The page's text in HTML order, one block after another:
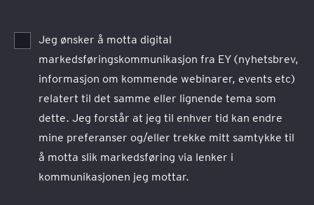
Jeg ønsker å motta digital
markedsføringskommunikasjon fra EY (nyhetsbrev,
informasjon om kommende webinarer, events etc)
relatert til det samme eller lignende tema som
dette. Jeg forstår at jeg til enhver tid kan endre
mine preferanser og/eller trekke mitt samtykke til
å motta slik markedsføring via lenker i
kommunikasjonen jeg mottar.